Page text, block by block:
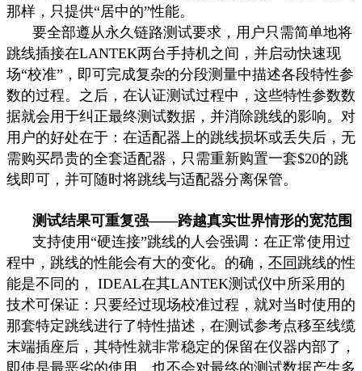
那样，只提供“居中的”性能。
要全部遵从永久链路测试要求，用户只需简单地将
跳线插接在LANTEK两台手持机之间，并启动快速现
场“校准”，即可完成复杂的分段测量中描述各段特性参
数的过程。之后，在认证测试过程中，这些特性参数数
据就会用于纠正最终测试数据，并消除跳线的影响。对
用户的好处在于：在适配器上的跳线损坏或丢失后，无
需购买昂贵的全套适配器，只需重新购置一套$20的跳
线即可，并可随时将跳线与适配器分离保管。
测试结果可重复强——跨越真实世界情形的宽范围
支持使用“硬连接”跳线的人会强调：在正常使用过
程中，跳线的性能会有大的变化。的确， 不同 跳线的性
能是不同的， IDEAL在其LANTEK测试仪中所采用的
技术可保证：只要经过现场校准过程，就对当时使用的
那套特定跳线进行了特性描述，在测试参考点移至线缆
末端插座后，其特性就非常稳定的保留在仪器内部了，